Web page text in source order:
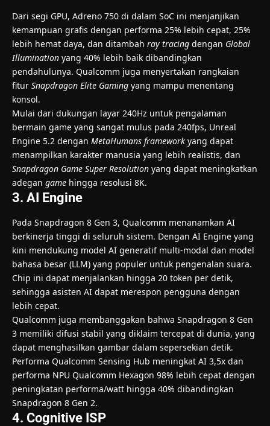
Dari segi GPU, Adreno 750 di dalam SoC ini menjanjikan
kemampuan grafis dengan performa 25% lebih cepat, 25%
lebih hemat daya, dan ditambah ray tracing dengan Global
Illumination yang 40% lebih baik dibandingkan
pendahulunya. Qualcomm juga menyertakan rangkaian
fitur Snapdragon Elite Gaming yang mampu menentang
konsol.
Mulai dari dukungan layar 240Hz untuk pengalaman
bermain game yang sangat mulus pada 240fps, Unreal
Engine 5.2 dengan MetaHumans framework yang dapat
menampilkan karakter manusia yang lebih realistis, dan
Snapdragon Game Super Resolution yang dapat meningkatkan
adegan game hingga resolusi 8K.
3. AI Engine
Pada Snapdragon 8 Gen 3, Qualcomm menanamkan AI
berkinerja tinggi di seluruh sistem. Dengan AI Engine yang
kini mendukung model AI generatif multi-modal dan model
bahasa besar (LLM) yang populer untuk pengenalan suara.
Chip ini dapat menjalankan hingga 20 token per detik,
sehingga asisten AI dapat merespon pengguna dengan
lebih cepat.
Qualcomm juga membanggakan bahwa Snapdragon 8 Gen
3 memiliki difusi stabil yang diklaim tercepat di dunia, yang
dapat menghasilkan gambar dalam sepersekian detik.
Performa Qualcomm Sensing Hub meningkat AI 3,5x dan
performa NPU Qualcomm Hexagon 98% lebih cepat dengan
peningkatan performa/watt hingga 40% dibandingkan
Snapdragon 8 Gen 2.
4. Cognitive ISP